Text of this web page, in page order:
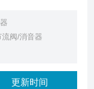
阀/消音器
更新时间